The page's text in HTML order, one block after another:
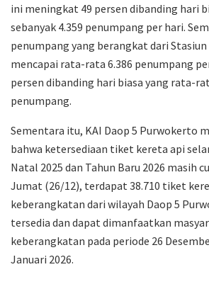
ini meningkat 49 persen dibanding hari
sebanyak 4.359 penumpang per hari.
penumpang yang berangkat dari
mencapai rata-rata 6.386 penumpang
persen dibanding hari biasa yang rata-
penumpang.
Sementara itu, KAI Daop 5 Purwokerto
bahwa ketersediaan tiket kereta api
Natal 2025 dan Tahun Baru 2026 masih
Jumat (26/12), terdapat 38.710 tiket
keberangkatan dari wilayah Daop 5
tersedia dan dapat dimanfaatkan
keberangkatan pada periode 26
Januari 2026.